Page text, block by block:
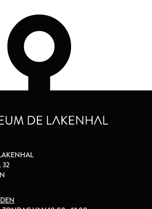
32